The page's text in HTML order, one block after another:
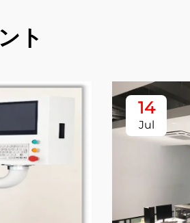
ト
14
Jul